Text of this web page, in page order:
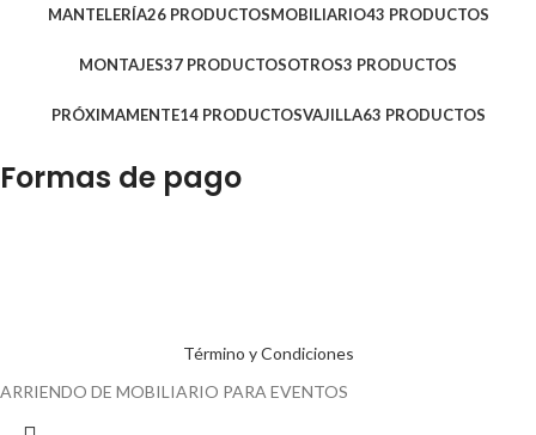
MANTELERÍA26 PRODUCTOSMOBILIARIO43 PRODUCTOS
MONTAJES37 PRODUCTOSOTROS3 PRODUCTOS
PRÓXIMAMENTE14 PRODUCTOSVAJILLA63 PRODUCTOS
Formas de pago
Término y Condiciones
ARRIENDO DE MOBILIARIO PARA EVENTOS